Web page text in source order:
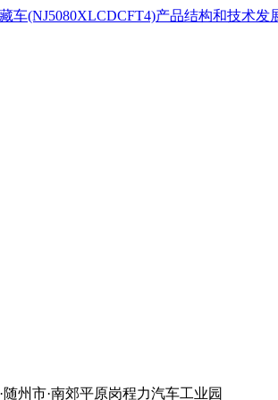
车(NJ5080XLCDCFT4)产品结构和技术发
州市·南郊平原岗程力汽车工业园